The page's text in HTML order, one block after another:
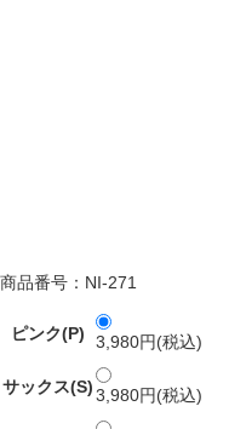
商品番号：NI-271
ピンク(P) 3,980円(税込)
サックス(S)3,980円(税込)